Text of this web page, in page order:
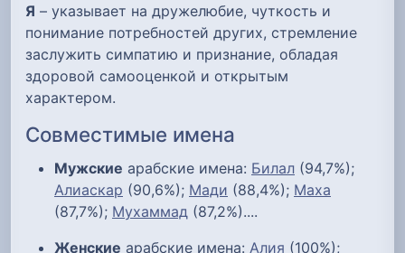
Я – указывает на дружелюбие, чуткость и
понимание потребностей других, стремление
заслужить симпатию и признание, обладая
здоровой самооценкой и открытым
характером.
Совместимые имена
Мужские арабские имена: Билал (94,7%);
Алиаскар (90,6%); Мади (88,4%); Маха
(87,7%); Мухаммад (87,2%)....
Женские арабские имена: Алия (100%);